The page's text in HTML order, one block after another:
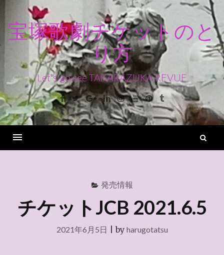
ン
ス
キ
ッ
宝塚歌劇チケットのと
り方
Let's go see TAKARAZUKA REVUE
Facebook
TwitterGoogle+LinkedinInstagram
YoutubePinterest
Tumblr
発売情報
チケットJCB 2021.6.5
2021年6月5日 |by harugotatsu